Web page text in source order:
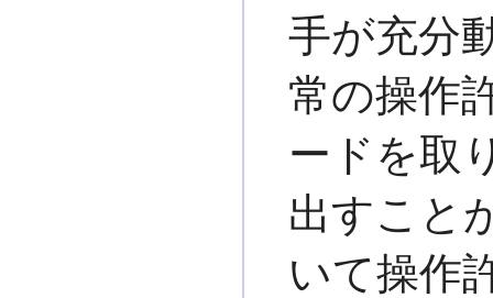
手が充分
常の操作
ードを取
出すこと
いて操作